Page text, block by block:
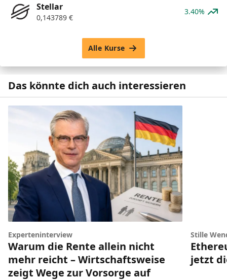
Stellar
0,143789 €
3.40%
Alle Kurse
Das könnte dich auch interessieren
Experteninterview
Warum die Rente allein nicht
mehr reicht – Wirtschaftsweise
zeigt Wege zur Vorsorge auf
Stille
jetzt